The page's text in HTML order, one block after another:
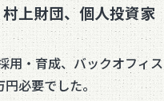
上財団、個人投資家
用・育成、バックオフィス
必要でした。